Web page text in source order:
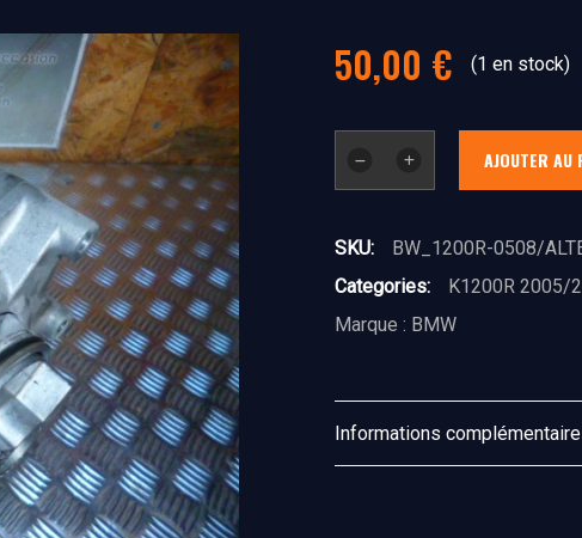
50,00 € (1 en stock)
AJOUTER AU
SKU:
BW_1200R-0508/
Categories:
K1200R 2005/
Marque : BMW
Informations